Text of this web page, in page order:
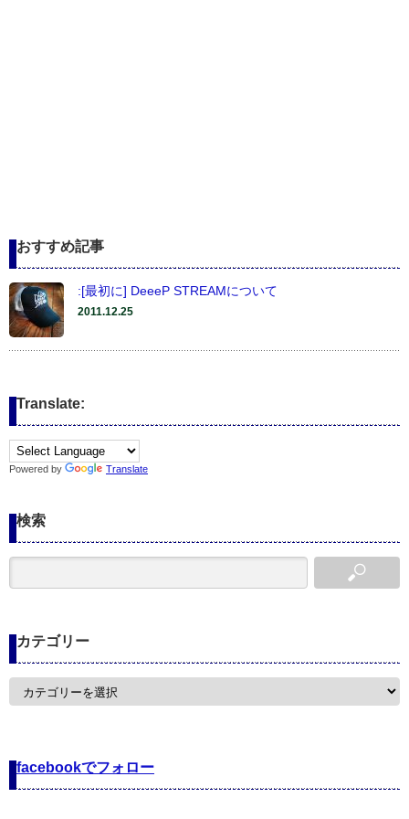
おすすめ記事
:[最初に] DeeeP STREAMについて
2011.12.25
Translate:
Powered by Translate
検索
カテゴリー
カ
facebookでフォロー